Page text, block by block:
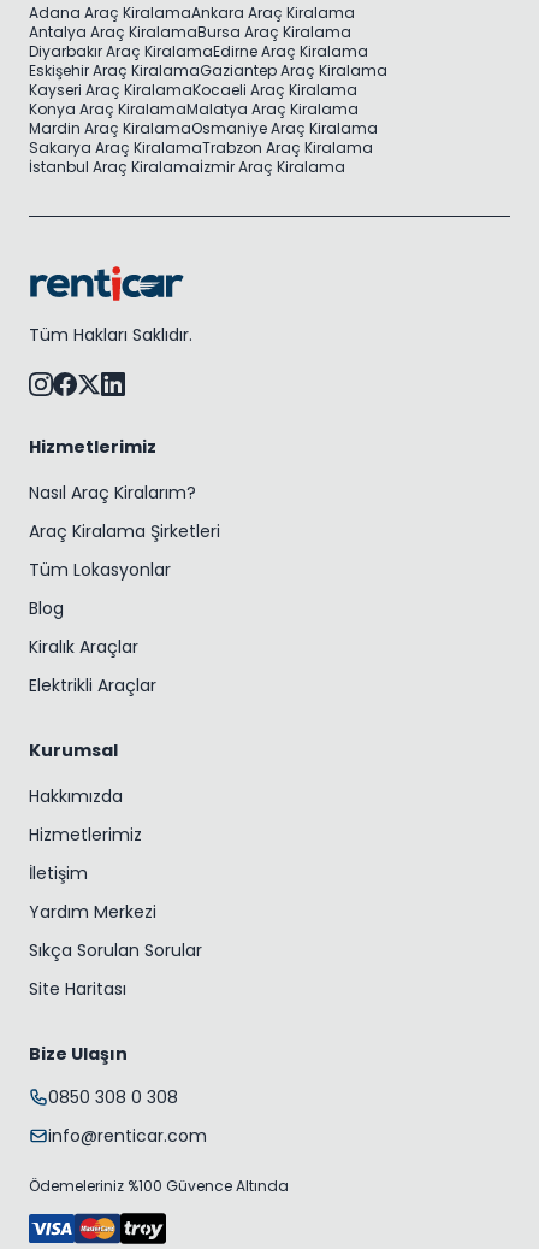
Adana Araç KiralamaAnkara Araç Kiralama
Antalya Araç KiralamaBursa Araç Kiralama
Diyarbakır Araç KiralamaEdirne Araç Kiralama
Eskişehir Araç KiralamaGaziantep Araç Kiralama
Kayseri Araç KiralamaKocaeli Araç Kiralama
Konya Araç KiralamaMalatya Araç Kiralama
Mardin Araç KiralamaOsmaniye Araç Kiralama
Sakarya Araç KiralamaTrabzon Araç Kiralama
İstanbul Araç Kiralamaİzmir Araç Kiralama
Tüm Hakları Saklıdır.
Hizmetlerimiz
Nasıl Araç Kiralarım?
Araç Kiralama Şirketleri
Tüm Lokasyonlar
Blog
Kiralık Araçlar
Elektrikli Araçlar
Kurumsal
Hakkımızda
Hizmetlerimiz
İletişim
Yardım Merkezi
Sıkça Sorulan Sorular
Site Haritası
Bize Ulaşın
0850 308 0 308
info@renticar.com
Ödemeleriniz %100 Güvence Altında